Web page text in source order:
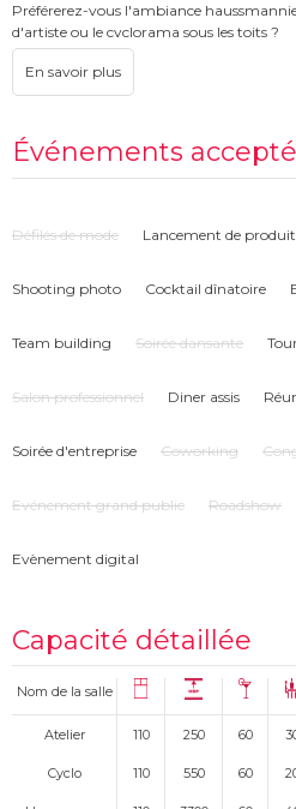
Préférerez-vous l'ambiance
d'artiste ou le cyclorama sous les toits ?
Si le choix est trop difficile, sachez que
EVENEMENTS PARTICULIERS REFUSES
Événements
Défilés de mode Lancement de produit
Shooting photo Cocktail dînatoire
Team building Soirée dansante
Salon professionnel Diner assis
Soirée d'entreprise Coworking
Evénement grand public Roadshow
Evènement digital
Capacité détaillée
Nom de la salle
Atelier 110 250 60
Cyclo 110 550 60